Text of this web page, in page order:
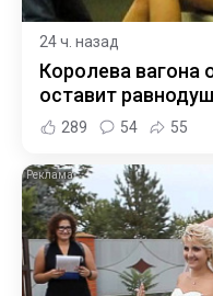
24 ч. назад
Королева вагона
оставит
289 54 55